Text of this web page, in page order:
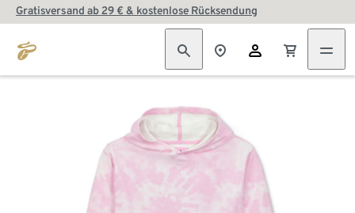
Gratisversand ab 29 € & kostenlose Rücksendung